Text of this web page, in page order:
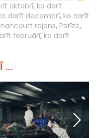
oktobrī, ko darīt
darīt decembrī, ko darīt
rajons, Parīze,
februārī, ko darīt
...